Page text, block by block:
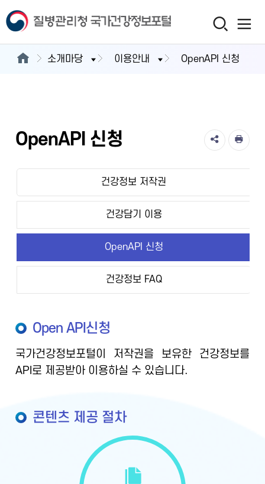
소개마당 이용안내 OpenAPI 신청
OpenAPI 신청
건강정보 저작권
건강담기 이용
OpenAPI 신청
건강정보 FAQ
Open API신청
국가건강정보포털이 저작권을 보유한 건강정보를
API로 제공받아 이용하실 수 있습니다.
콘텐츠 제공 절차